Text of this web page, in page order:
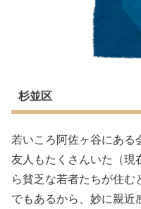
杉並区
若いころ阿佐ヶ谷にある
友人もたくさんいた（現
ら貧乏な若者たちが住
でもあるから、妙に親